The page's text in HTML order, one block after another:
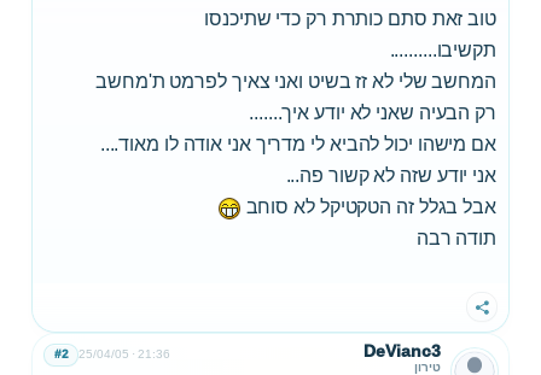
טוב זאת סתם כותרת רק כדי שתיכנסו
תקשיבו..........
המחשב שלי לא זז בשיט ואני צאיך לפרמט ת'מחשב
רק הבעיה שאני לא יודע איך.......
אם מישהו יכול להביא לי מדריך אני אודה לו מאוד....
אני יודע שזה לא קשור פה...
אבל בגלל זה הטקטיקל לא סוחב
תודה רבה
שתף
DeVianc3
טירון
25/04/05 21:36
#2